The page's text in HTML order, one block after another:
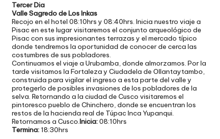
Tercer Dia
Valle Sagredo de Los Inkas
Recojo en el hotel 08:10hrs y 08:40hrs. Inicia nuestro viaje a
Pisac en este lugar visitaremos el conjunto arqueológico de
Pisac con sus impresionantes terrazas y el mercado típico
donde tendremos la oportunidad de conocer de cerca las
costumbres de sus pobladores.
Continuamos el viaje a Urubamba, donde almorzamos. Por la
tarde visitamos la Fortaleza y Ciudadela de Ollantaytambo,
construida para vigilar el ingreso a esta parte del valle y
protegerlo de posibles invasiones de los pobladores de la
selva. Retornando a la ciudad de Cusco visitaremos el
pintoresco pueblo de Chinchero, donde se encuentran los
restos de la hacienda real de Túpac Inca Yupanqui.
Retornamos a Cusco.Inicia:08:10hrs
Termina: 18:30hrs